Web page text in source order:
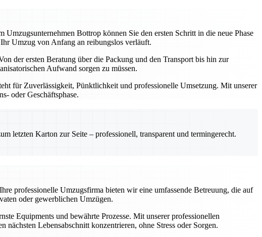
Bottrop können Sie den ersten Schritt in die neue Phase
Umzug von Anfang an reibungslos verläuft.
der ersten Beratung über die Packung und den Transport bis hin zur
Aufwand sorgen zu müssen.
für Zuverlässigkeit, Pünktlichkeit und professionelle Umsetzung. Mit unserer
oder Geschäftsphase.
letzten Karton zur Seite – professionell, transparent und termingerecht.
professionelle Umzugsfirma bieten wir eine umfassende Betreuung, die auf
oder gewerblichen Umzügen.
Equipments und bewährte Prozesse. Mit unserer professionellen
Lebensabschnitt konzentrieren, ohne Stress oder Sorgen.